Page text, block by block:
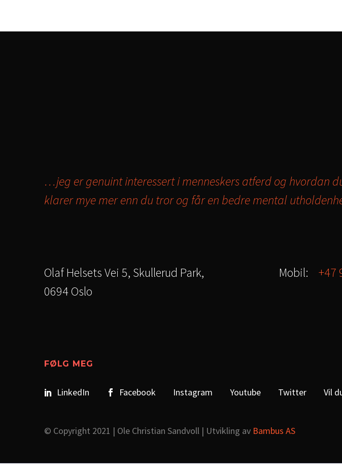
…jeg er genuint interessert i menneskers atferd og hvordan
klarer mye mer enn du tror og får en bedre mental
Olaf Helsets Vei 5, Skullerud Park,
0694 Oslo
Mobil: +47
FØLG MEG
LinkedIn Facebook Instagram Youtube Twitter Vil
© Copyright 2021 | Ole Christian Sandvoll | Utvikling av Bambus AS